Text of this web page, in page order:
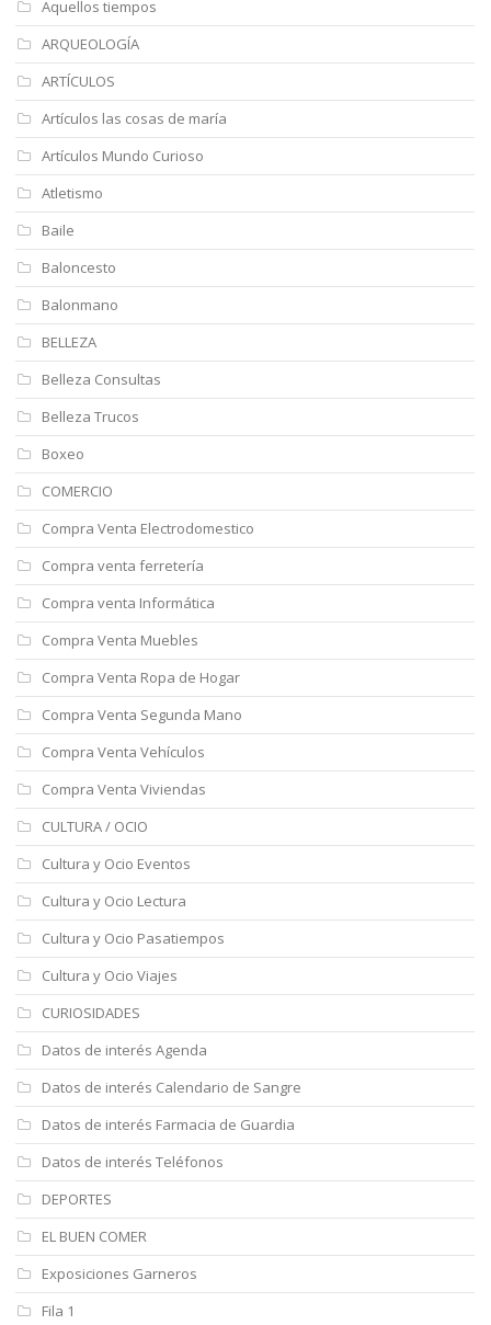
Aquellos tiempos
ARQUEOLOGÍA
ARTÍCULOS
Artículos las cosas de maría
Artículos Mundo Curioso
Atletismo
Baile
Baloncesto
Balonmano
BELLEZA
Belleza Consultas
Belleza Trucos
Boxeo
COMERCIO
Compra Venta Electrodomestico
Compra venta ferretería
Compra venta Informática
Compra Venta Muebles
Compra Venta Ropa de Hogar
Compra Venta Segunda Mano
Compra Venta Vehículos
Compra Venta Viviendas
CULTURA / OCIO
Cultura y Ocio Eventos
Cultura y Ocio Lectura
Cultura y Ocio Pasatiempos
Cultura y Ocio Viajes
CURIOSIDADES
Datos de interés Agenda
Datos de interés Calendario de Sangre
Datos de interés Farmacia de Guardia
Datos de interés Teléfonos
DEPORTES
EL BUEN COMER
Exposiciones Garneros
Fila 1